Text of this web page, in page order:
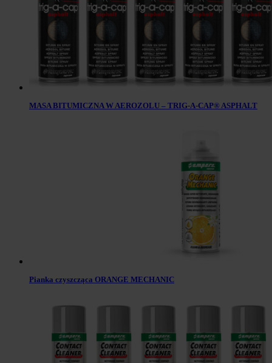
MASA BITUMICZNA W AEROZOLU – TRIG-A-CAP® ASPHALT
Pianka czyszcząca ORANGE MECHANIC